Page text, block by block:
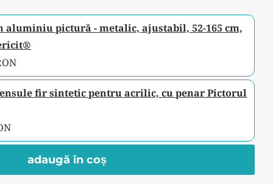
aluminiu pictură - metalic, ajustabil, 52-165 cm,
fir sintetic pentru acrilic, cu penar Pictorul
adaugă în coș